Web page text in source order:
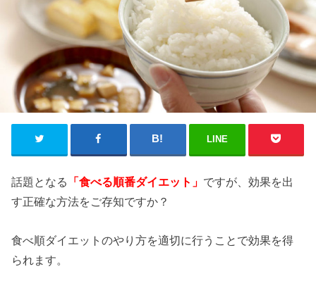
LINE
話題となる 「食べる順番ダイエット」 ですが、効果を出
す正確な方法をご存知ですか？
食べ順ダイエットのやり方を適切に行うことで効果を得
られます。